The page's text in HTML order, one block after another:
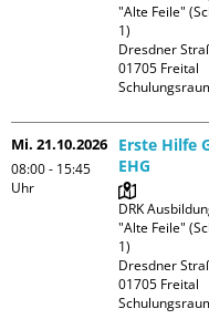
"Alte Feile"
1)
Dresdner
01705 Freital
Mi. 21.10.2026
08:00 - 15:45
Uhr
Erste Hilfe
EHG
DRK
"Alte Feile"
1)
Dresdner
01705 Freital